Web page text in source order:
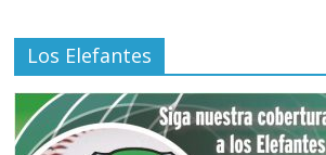
Los Elefantes